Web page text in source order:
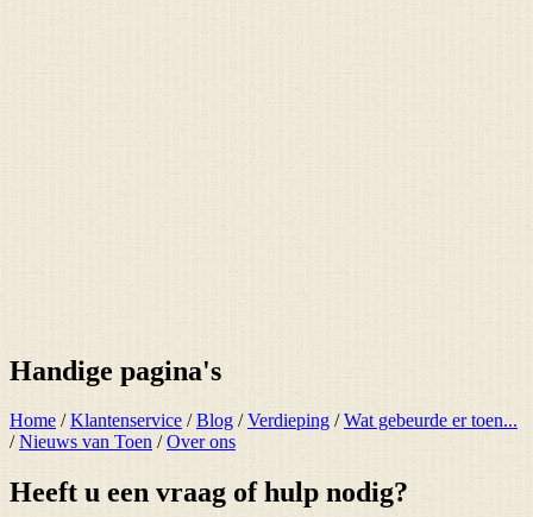
Handige pagina's
Home /Klantenservice /Blog /Verdieping /Wat gebeurde er toen...
/Nieuws van Toen /Over ons
Heeft u een vraag of hulp nodig?